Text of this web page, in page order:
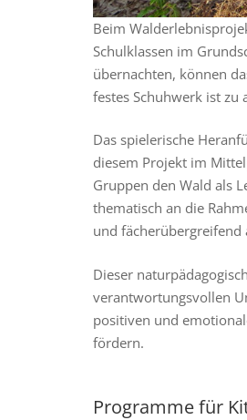
Beim
Schulklassen im
übernachten, können
festes Schuhwerk ist zu
Das spielerische
diesem Projekt im
Gruppen den Wald als
thematisch an die
und fächerübergreifend
Dieser
verantwortungsvollen
positiven und
fördern.
Programme für